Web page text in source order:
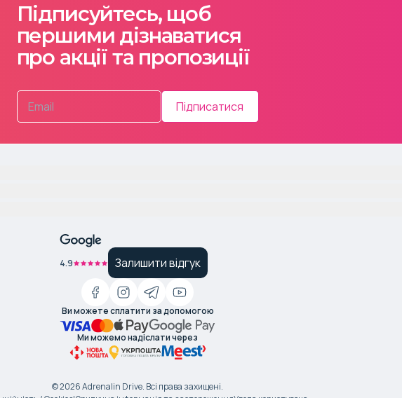
Підписуйтесь, щоб
першими дізнаватися
про акції та пропозиції
Підписатися
4.9 Залишити відгук
Ви можете сплатити за допомогою
Ми можемо надіслати через
©2026Adrenalin Drive. Всі права захищені.